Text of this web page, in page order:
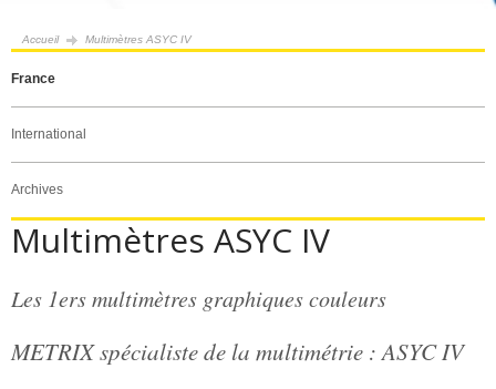
Accueil Multimètres ASYC IV
France
International
Archives
Multimètres ASYC IV
Les 1ers multimètres graphiques couleurs
METRIX spécialiste de la multimétrie : ASYC IV